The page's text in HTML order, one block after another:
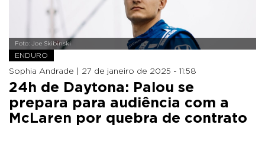
Foto: Joe Skibinski
ENDURO
Sophia Andrade | 27 de janeiro de 2025 - 11:58
24h de Daytona: Palou se
prepara para audiência com a
McLaren por quebra de contrato